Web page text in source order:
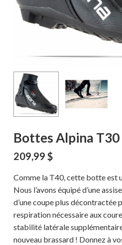
Bottes Alpina T30
209,99 $
Comme la T40, cette botte est
Nous l’avons équipé d’une
d’une coupe plus décontractée
respiration nécessaire aux
stabilité latérale
nouveau brassard ! Donnez à